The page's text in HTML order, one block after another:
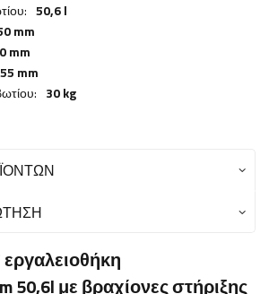
50,6 l
mm
mm
mm
30 kg
εργαλειοθήκη
50,6l με βραχίονες στήριξης